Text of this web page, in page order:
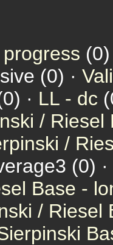
progress
(0) ·
· LL - dc
/ Riesel
/
(0) ·
Base -
/ Riesel